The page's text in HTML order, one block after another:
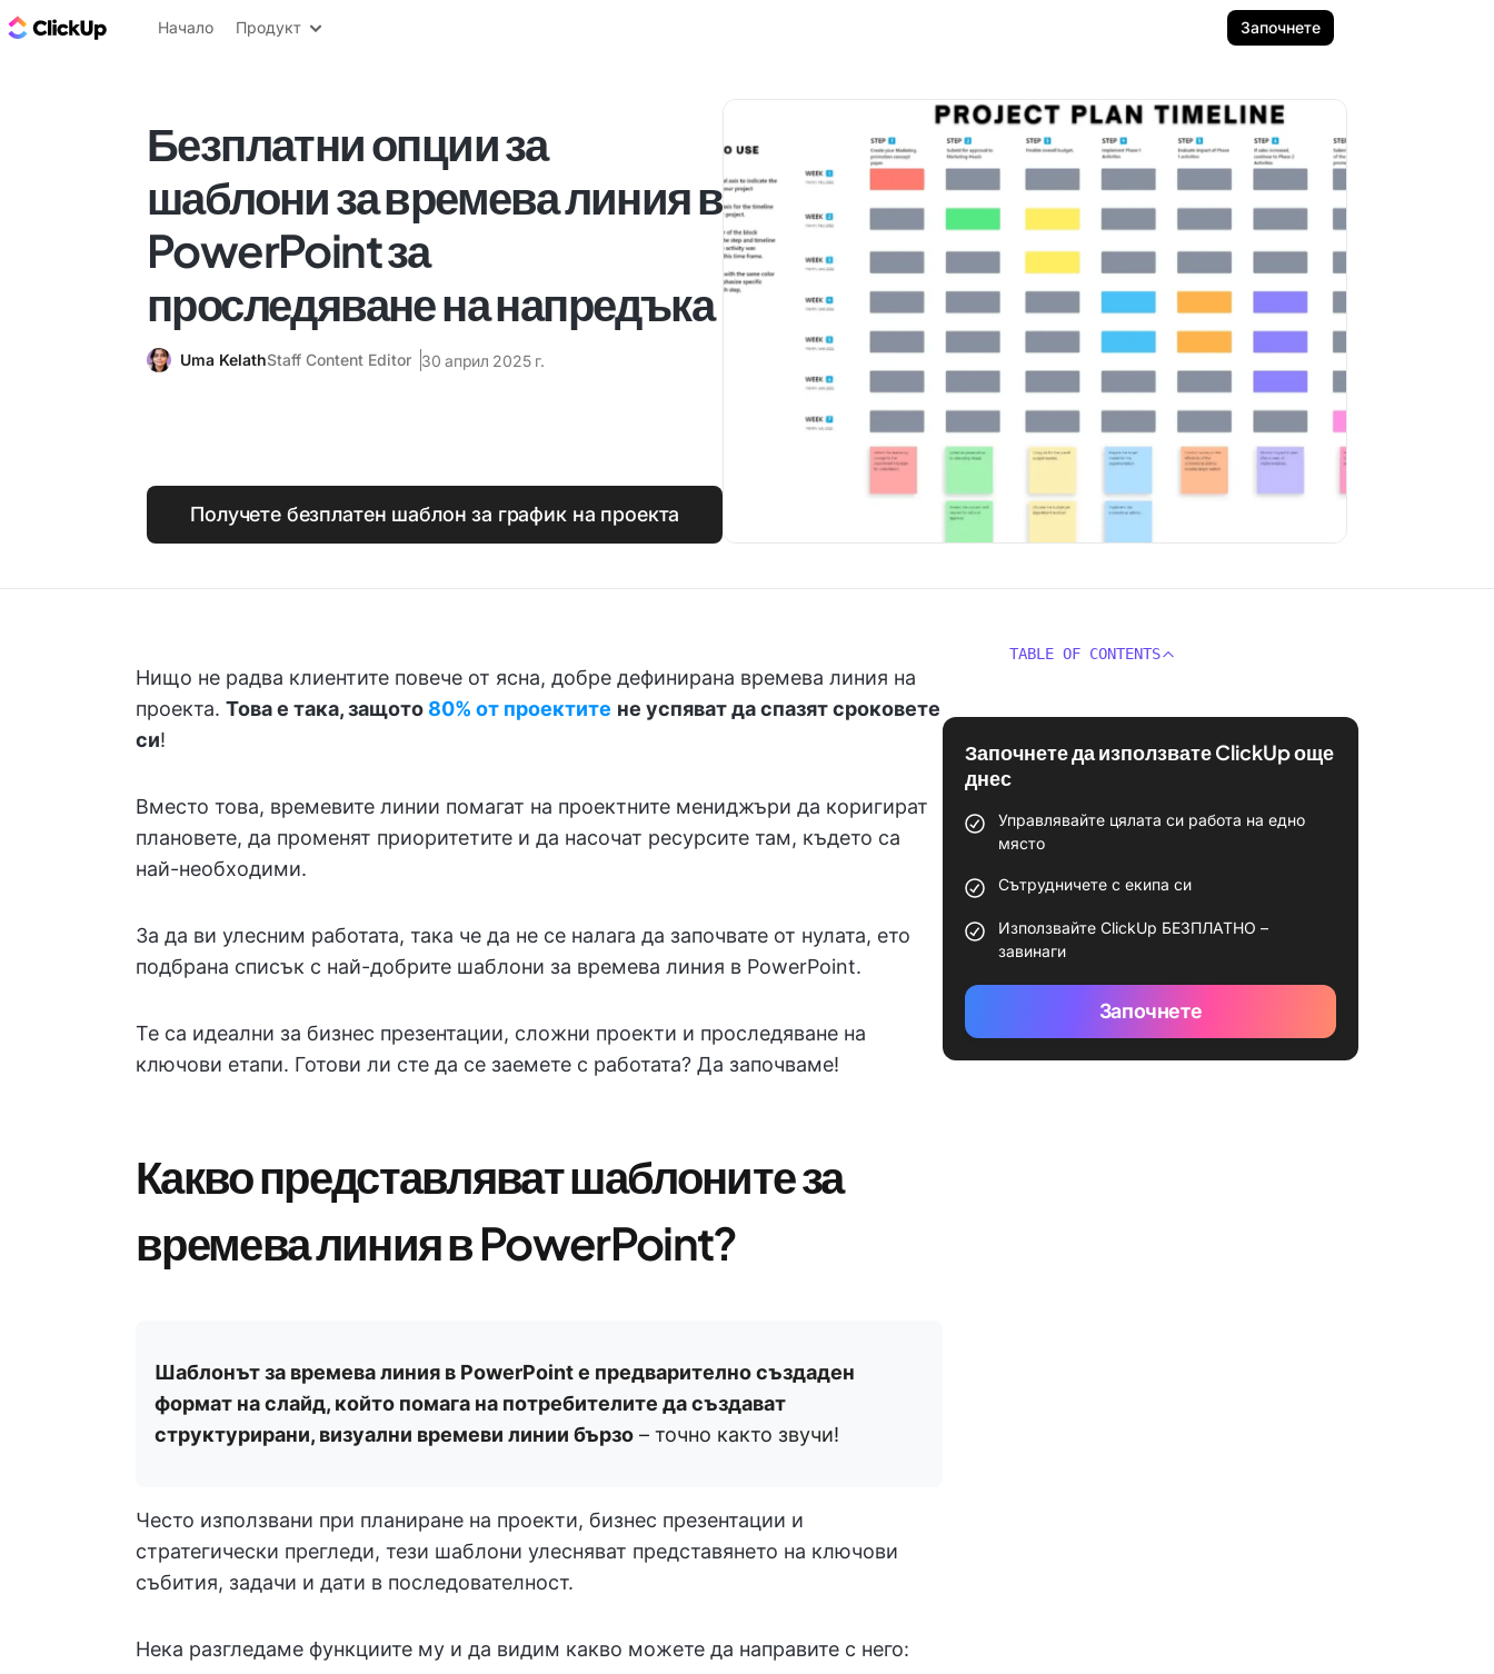
ClickUp блог
Начало Продукт Започнете
Безплатни опции за
шаблони за времева линия в
PowerPoint за
проследяване на напредъка
Uma KelathStaff Content Editor 30 април 2025 г.
Получете безплатен шаблон за график на проекта
Нищо не радва клиентите повече от ясна, добре дефинирана времева линия на
проекта. Това е така, защото 80% от проектите не успяват да спазят сроковете
си!
Вместо това, времевите линии помагат на проектните мениджъри да коригират
плановете, да променят приоритетите и да насочат ресурсите там, където са
най-необходими.
За да ви улесним работата, така че да не се налага да започвате от нулата, ето
подбрана списък с най-добрите шаблони за времева линия в PowerPoint.
Те са идеални за бизнес презентации, сложни проекти и проследяване на
ключови етапи. Готови ли сте да се заемете с работата? Да започваме!
Какво представляват шаблоните за
времева линия в PowerPoint?
Шаблонът за времева линия в PowerPoint е предварително създаден
формат на слайд, който помага на потребителите да създават
структурирани, визуални времеви линии бързо – точно както звучи!
Често използвани при планиране на проекти, бизнес презентации и
стратегически прегледи, тези шаблони улесняват представянето на ключови
събития, задачи и дати в последователност.
Нека разгледаме функциите му и да видим какво можете да направите с него:
TABLE OF CONTENTS
Започнете да използвате ClickUp още
днес
Управлявайте цялата си работа на едно
място
Сътрудничете с екипа си
Използвайте ClickUp БЕЗПЛАТНО –
завинаги
Започнете